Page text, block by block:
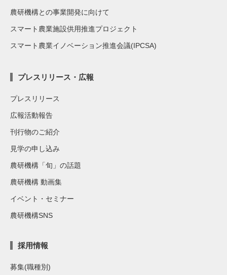
農研機構との事業開発に向けて
スマート農業施設供用推進プロジェクト
スマート農業イノベーション推進会議(IPCSA)
プレスリリース・広報
プレスリリース
広報活動報告
刊行物のご紹介
見学の申し込み
農研機構「旬」の話題
農研機構 動画集
イベント・セミナー
農研機構SNS
採用情報
募集(職種別)